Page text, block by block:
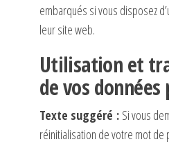
embarqués si vous disposez
leur site web.
Utilisation et
de vos
Texte suggéré : Si vous
réinitialisation de votre mot de